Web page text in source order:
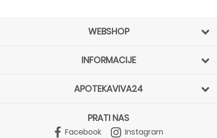
WEBSHOP
INFORMACIJE
APOTEKAVIVA24
PRATI NAS
Facebook Instagram